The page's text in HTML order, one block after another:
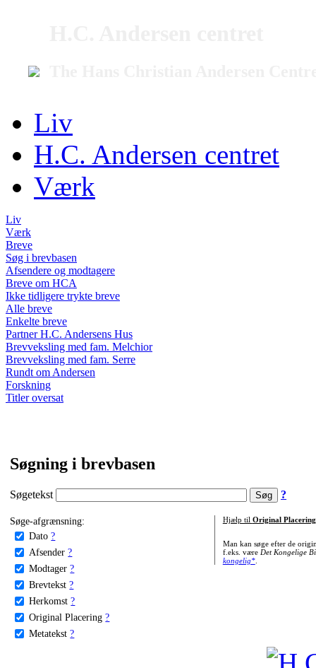
Liv
H.C. Andersen centret
Værk
Liv
Værk
Breve
Søg i brevbasen
Afsendere og modtagere
Breve om HCA
Ikke tidligere trykte breve
Alle breve
Enkelte breve
Partner H.C. Andersens Hus
Brevveksling med fam. Melchior
Brevveksling med fam. Serre
Rundt om Andersen
Forskning
Titler oversat
Søgning i brevbasen
Søgetekst ?
Søge-afgrænsning:
Dato ?
Afsender ?
Modtager ?
Brevtekst ?
Herkomst ?
Original Placering ?
Metatekst ?
Hjælp til Original Placering
Man kan søge efter de
f.eks. være Det Kongelige
kongelig*.